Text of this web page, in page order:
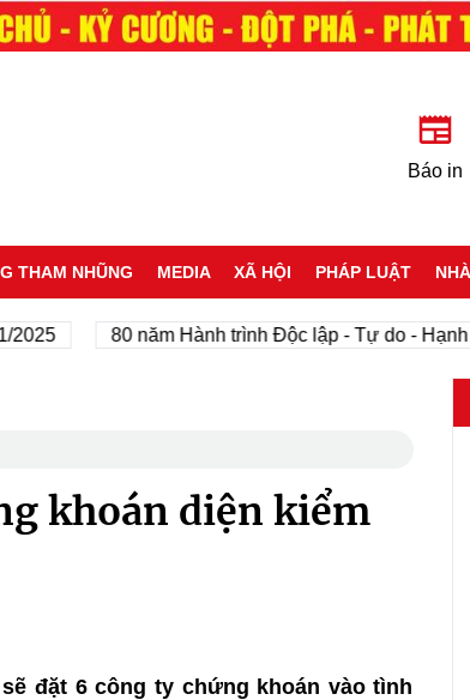
Báo in
THAM NHŨNG MEDIA XÃ HỘI PHÁP LUẬT
80 năm Hành trình Độc lập - Tự do - Hạnh phúc
khoán diện kiểm
đặt 6 công ty chứng khoán vào tình